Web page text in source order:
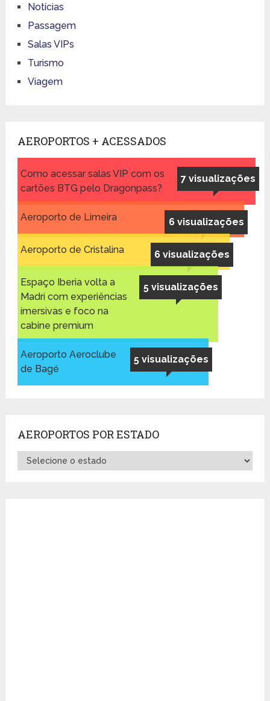
Notícias
Passagem
Salas VIPs
Turismo
Viagem
AEROPORTOS + ACESSADOS
7 visualizações
Como acessar salas VIP com os
cartões BTG pelo Dragonpass?
6 visualizações
Aeroporto de Limeira
6 visualizações
Aeroporto de Cristalina
5 visualizações
Espaço Iberia volta a
Madri com experiências
imersivas e foco na
cabine premium
5 visualizações
Aeroporto Aeroclube
de Bagé
AEROPORTOS POR ESTADO
Aeroportos
por